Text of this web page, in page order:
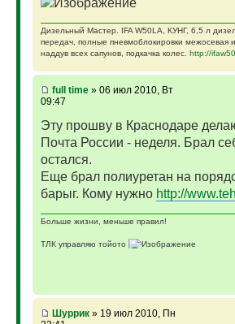
Дизельный Мастер. IFA W50LA, КУНГ, 6,5 л
передач, полные пневмоблокировки межосевая
наддув всех сапунов, подкачка колес. http://
full time» 06 июл 2010, Вт
09:47
Эту прошву в Краснодаре
Почта России - неделя. Брал
остался.
Еще брал полиуретан на
барыг. Кому нужно http://
Больше жизни, меньше правил!
ТЛК управляю тойото
Шуррик» 19 июл 2010, Пн